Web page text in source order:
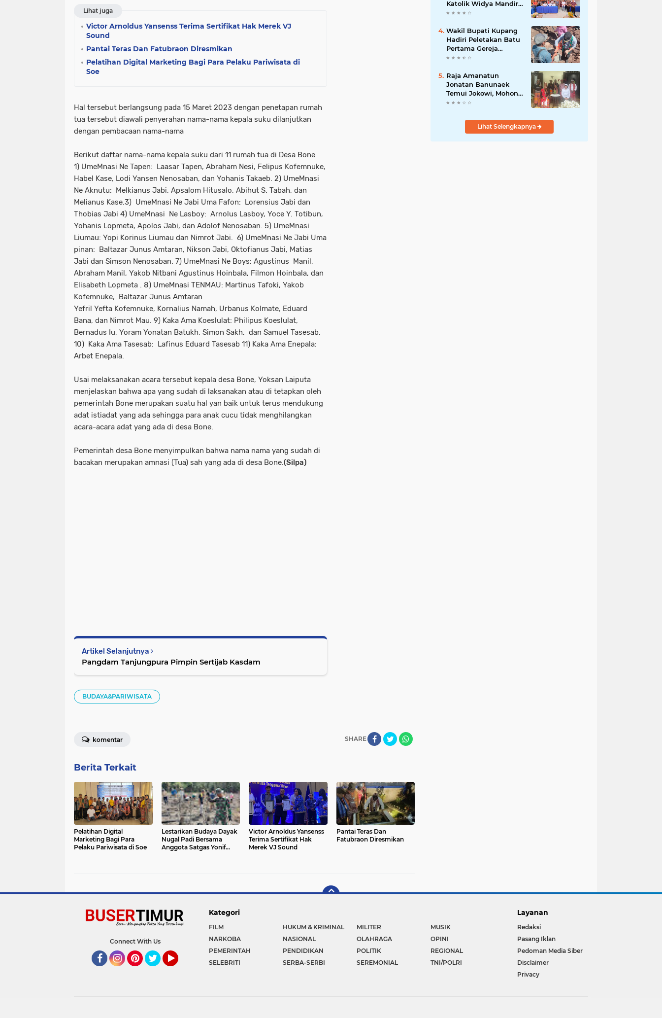
Lihat juga
Victor Arnoldus Yansenss Terima Sertifikat Hak Merek VJ
Sound
Pantai Teras Dan Fatubraon Diresmikan
Pelatihan Digital Marketing Bagi Para Pelaku Pariwisata di
Soe
Hal tersebut berlangsung pada 15 Maret 2023 dengan penetapan rumah
tua tersebut diawali penyerahan nama-nama kepala suku dilanjutkan
dengan pembacaan nama-nama
Berikut daftar nama-nama kepala suku dari 11 rumah tua di Desa Bone
1) UmeMnasi Ne Tapen: Laasar Tapen, Abraham Nesi, Felipus Kofemnuke,
Habel Kase, Lodi Yansen Nenosaban, dan Yohanis Takaeb. 2) UmeMnasi
Ne Aknutu: Melkianus Jabi, Apsalom Hitusalo, Abihut S. Tabah, dan
Melianus Kase.3) UmeMnasi Ne Jabi Uma Fafon: Lorensius Jabi dan
Thobias Jabi 4) UmeMnasi Ne Lasboy: Arnolus Lasboy, Yoce Y. Totibun,
Yohanis Lopmeta, Apolos Jabi, dan Adolof Nenosaban. 5) UmeMnasi
Liumau: Yopi Korinus Liumau dan Nimrot Jabi. 6) UmeMnasi Ne Jabi Uma
pinan: Baltazar Junus Amtaran, Nikson Jabi, Oktofianus Jabi, Matias
Jabi dan Simson Nenosaban. 7) UmeMnasi Ne Boys: Agustinus Manil,
Abraham Manil, Yakob Nitbani Agustinus Hoinbala, Filmon Hoinbala, dan
Elisabeth Lopmeta . 8) UmeMnasi TENMAU: Martinus Tafoki, Yakob
Kofemnuke, Baltazar Junus Amtaran
Yefril Yefta Kofemnuke, Kornalius Namah, Urbanus Kolmate, Eduard
Bana, dan Nimrot Mau. 9) Kaka Ama Koeslulat: Philipus Koeslulat,
Bernadus Iu, Yoram Yonatan Batukh, Simon Sakh, dan Samuel Tasesab.
10) Kaka Ama Tasesab: Lafinus Eduard Tasesab 11) Kaka Ama Enepala:
Arbet Enepala.
Usai melaksanakan acara tersebut kepala desa Bone, Yoksan Laiputa
menjelaskan bahwa apa yang sudah di laksanakan atau di tetapkan oleh
pemerintah Bone merupakan suatu hal yan baik untuk terus mendukung
adat istiadat yang ada sehingga para anak cucu tidak menghilangkan
acara-acara adat yang ada di desa Bone.
Pemerintah desa Bone menyimpulkan bahwa nama nama yang sudah di
bacakan merupakan amnasi (Tua) sah yang ada di desa Bone.(Silpa)
Artikel Selanjutnya
Pangdam Tanjungpura Pimpin Sertijab Kasdam
BUDAYA&PARIWISATA
SHARE
komentar
Berita Terkait
Pelatihan Digital
Marketing Bagi Para
Pelaku Pariwisata di Soe
Lestarikan Budaya Dayak
Nugal Padi Bersama
Anggota Satgas Yonif
Victor Arnoldus Yansenss
Terima Sertifikat Hak
Merek VJ Sound
Pantai Teras Dan
Fatubraon Diresmikan
Katolik Widya Mandira
Kupang Resmi Tutup
Wakil Bupati Kupang
Hadiri Peletakan Batu
Pertama Gereja
Imanuel Bonet
Raja Amanatun
Jonatan Banunaek
Temui Jokowi, Mohon
Dukungan Pemekaran
Lihat Selengkapnya
Connect With Us
Kategori
FILM HUKUM & KRIMINAL MILITER
MUSIK
NARKOBA
NASIONAL OLAHRAGA
OPINI
PEMERINTAH
PENDIDIKAN POLITIK
REGIONAL
SELEBRITI
SERBA-SERBI SEREMONIAL TNI/POLRI
Layanan
Redaksi
Pasang Iklan
Pedoman Media Siber
Disclaimer
Privacy